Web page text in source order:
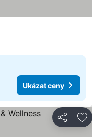
Ukázat ceny
Sdílet